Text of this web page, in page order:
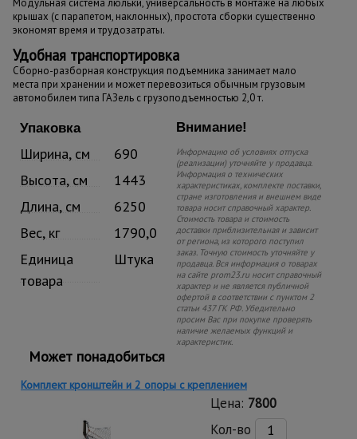
Модульная система люльки, универсальность в монтаже на любых
крышах (с парапетом, наклонных), простота сборки существенно
экономят время и трудозатраты.
Удобная транспортировка
Сборно-разборная конструкция подъемника занимает мало
места при хранении и может перевозиться обычным грузовым
автомобилем типа ГАЗель с грузоподъемностью 2,0 т.
Упаковка
Ширина, см
690
Высота, см
1443
Длина, см
6250
Вес, кг
1790,0
Единица
товара
Штука
Внимание!
Информацию об условиях отпуска
(реализации) уточняйте у продавца.
Информация о технических
характеристиках, комплекте поставки,
стране изготовления и внешнем виде
товара носит справочный характер.
Стоимость товара и стоимость
доставки приблизительная и зависит
от региона, из которого поступил
заказ. Точную стоимость уточняйте у
продавца. Вся информация о товарах
на сайте prom23.ru носит справочный
характер и не является публичной
офертой в соответствии с пунктом 2
статьи 437 ГК РФ. Убедительно
просим Вас при покупке проверять
наличие желаемых функций и
характеристик.
Может понадобиться
Комплект кронштейн и 2 опоры с креплением
Цена: 7800
Кол-во